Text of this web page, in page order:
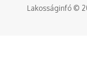
Lakosságinfó ©